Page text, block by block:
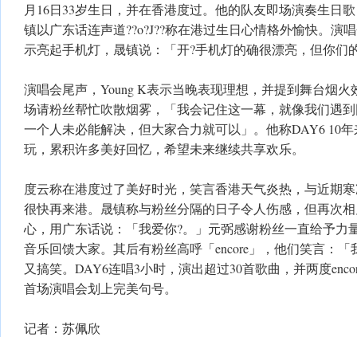
月16日33岁生日，并在香港度过。他的队友即场演奏生日
镇以广东话连声道??o?J??称在港过生日心情格外愉快。演
示亮起手机灯，晟镇说：「开?手机灯的确很漂亮，但你们
演唱会尾声，Young K表示当晚表现理想，并提到舞台烟
场请粉丝帮忙吹散烟雾，「我会记住这一幕，就像我们遇
一个人未必能解决，但大家合力就可以」。他称DAY6 10
玩，累积许多美好回忆，希望未来继续共享欢乐。
度云称在港度过了美好时光，笑言香港天气炎热，与近期
很快再来港。晟镇称与粉丝分隔的日子令人伤感，但再次
心，用广东话说：「我爱你?。」元弼感谢粉丝一直给予力
音乐回馈大家。其后有粉丝高呼「encore」，他们笑言：
又搞笑。DAY6连唱3小时，演出超过30首歌曲，并两度
首场演唱会划上完美句号。
记者：苏佩欣